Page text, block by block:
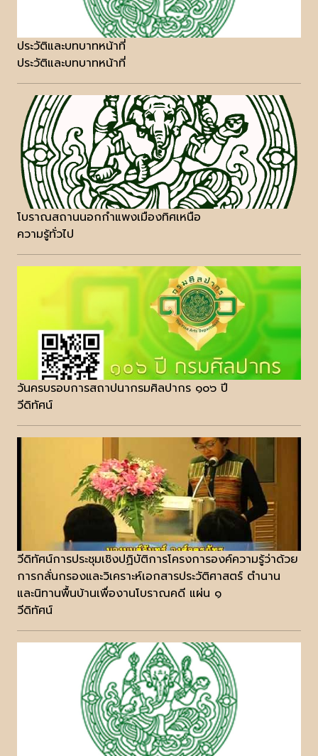
ประวัติและบทบาทหน้าที่
ประวัติและบทบาทหน้าที่
โบราณสถานนอกกำแพงเมืองทิศเหนือ
ความรู้ทั่วไป
วันครบรอบการสถาปนากรมศิลปากร ๑๐๖ ปี
วีดิทัศน์
วีดิทัศน์การประชุมเชิงปฏิบัติการโครงการองค์ความรู้ว่าด้วย
การกลั่นกรองและวิเคราะห์เอกสารประวัติศาสตร์ ตำนาน
และนิทานพื้นบ้านเพื่องานโบราณคดี แผ่น ๑
วีดิทัศน์